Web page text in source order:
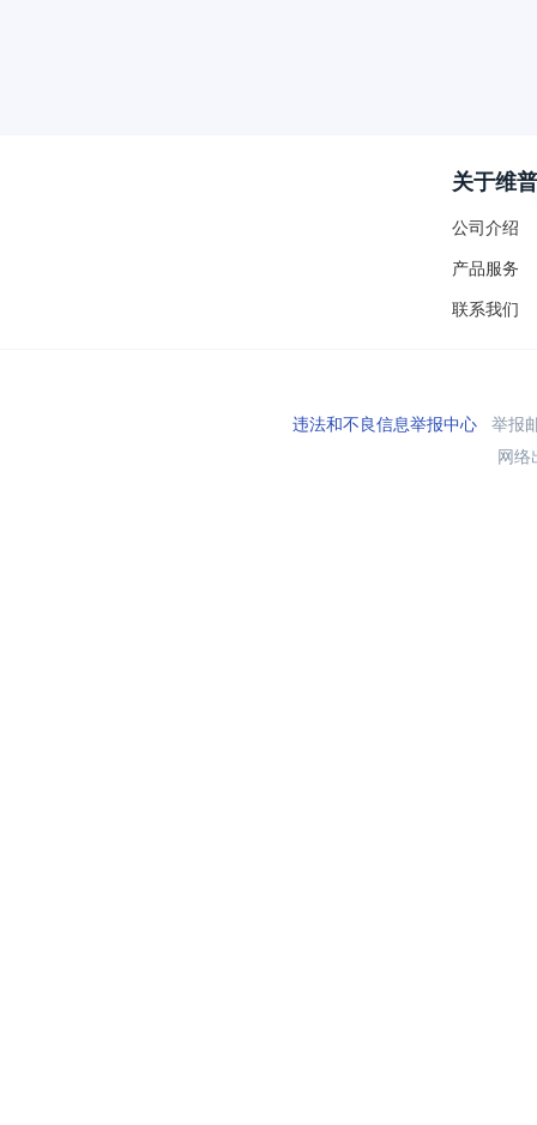
关于维普
公司介绍
产品服务
联系我们
违法和不良信息举报中心举报
网